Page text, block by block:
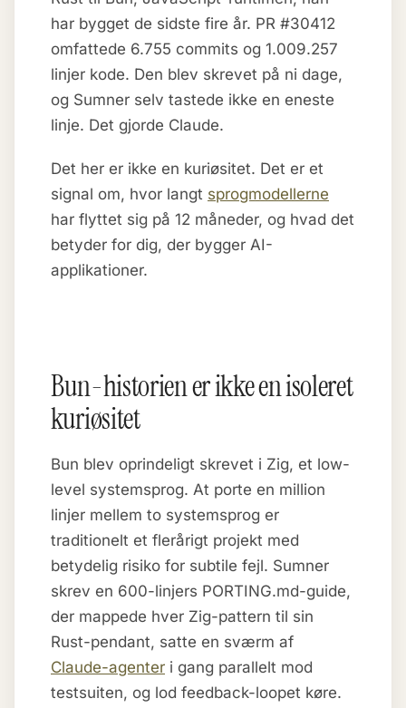
har bygget de sidste fire år. PR #30412
omfattede 6.755 commits og 1.009.257
linjer kode. Den blev skrevet på ni dage,
og Sumner selv tastede ikke en eneste
linje. Det gjorde Claude.
Det her er ikke en kuriøsitet. Det er et
signal om, hvor langt sprogmodellerne
har flyttet sig på 12 måneder, og hvad det
betyder for dig, der bygger AI-
applikationer.
Bun-historien er ikke en isoleret
kuriøsitet
Bun blev oprindeligt skrevet i Zig, et low-
level systemsprog. At porte en million
linjer mellem to systemsprog er
traditionelt et flerårigt projekt med
betydelig risiko for subtile fejl. Sumner
skrev en 600-linjers PORTING.md-guide,
der mappede hver Zig-pattern til sin
Rust-pendant, satte en sværm af
Claude-agenter i gang parallelt mod
testsuiten, og lod feedback-loopet køre.